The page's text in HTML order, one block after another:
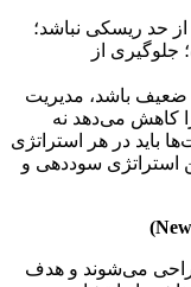
حد ریسکی نباشد؛
؛ جلوگیری از
ضعیف باشد، مدیریت
کاهش می‌دهد نه
باید در هر استراتژی
استراتژی سوددهی و
می‌شوند و هدف